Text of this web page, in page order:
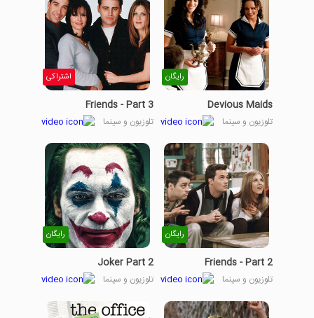
رایگان
Devious Maids
تلوزیون و سینما
اشتراکی
Friends - Part 3
تلوزیون و سینما
رایگان
Friends - Part 2
تلوزیون و سینما
رایگان
Joker Part 2
تلوزیون و سینما